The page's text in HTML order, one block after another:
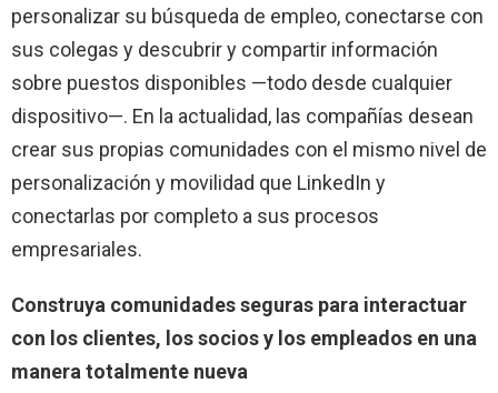
personalizar su búsqueda de empleo, conectarse con
sus colegas y descubrir y compartir información
sobre puestos disponibles —todo desde cualquier
dispositivo—. En la actualidad, las compañías desean
crear sus propias comunidades con el mismo nivel de
personalización y movilidad que LinkedIn y
conectarlas por completo a sus procesos
empresariales.
Construya comunidades seguras para interactuar
con los clientes, los socios y los empleados en una
manera totalmente nueva